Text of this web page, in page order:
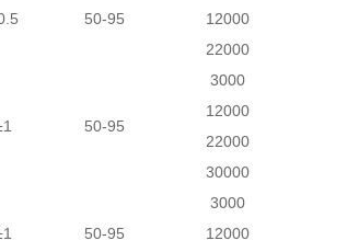
50-95
12000
22000
50-95
3000
12000
22000
30000
50-95
3000
12000